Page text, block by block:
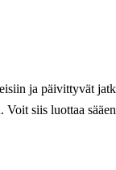
ja päivittyvät
siis luottaa